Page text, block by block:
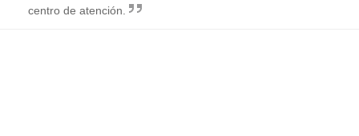
centro de atención.